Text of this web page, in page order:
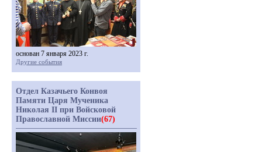
основан 7 января 2023 г.
Другие события
Отдел Казачьего Конвоя
Памяти Царя Мученика
Николая II при Войсковой
Православной Миссии(67)